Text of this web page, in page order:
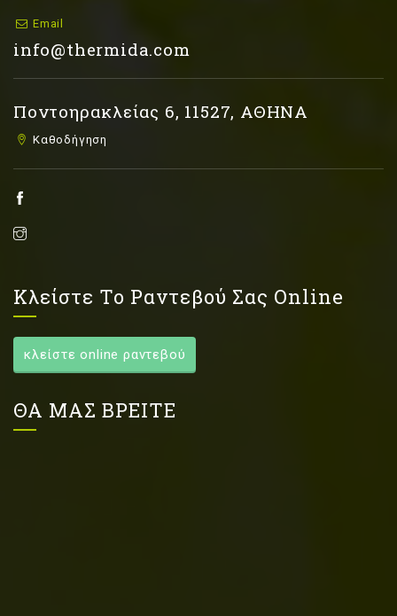
Email
info@thermida.com
Ποντοηρακλείας 6, 11527, ΑΘΗΝΑ
Καθοδήγηση
Κλείστε Το Ραντεβού Σας Online
κλείστε online ραντεβού
ΘΑ ΜΑΣ ΒΡΕΙΤΕ